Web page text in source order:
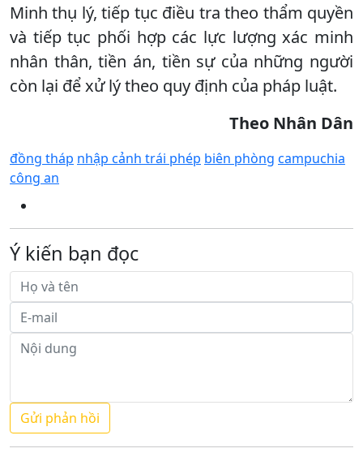
Minh thụ lý, tiếp tục điều tra theo thẩm quyền
và tiếp tục phối hợp các lực lượng xác minh
nhân thân, tiền án, tiền sự của những người
còn lại để xử lý theo quy định của pháp luật.
Theo Nhân Dân
đồng tháp nhập cảnh trái phép biên phòng campuchia
công an
Ý kiến bạn đọc